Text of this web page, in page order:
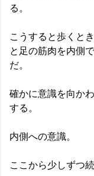
る。
こうすると歩くと
と足の筋肉を内側
だ。
確かに意識を向か
する。
内側への意識。
ここから少しずつ